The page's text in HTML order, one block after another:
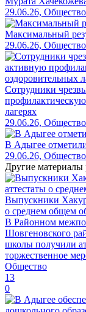
29.06.26, Общество
Максимальный
29.06.26, Общество
Сотрудники
профилактическую
лагерях
29.06.26, Общество
В Адыгее
29.06.26, Общество
Другие материалы
Выпускники
о среднем общем
В Районном
Шовгеновского
школы получили
торжественное
Общество
13
0